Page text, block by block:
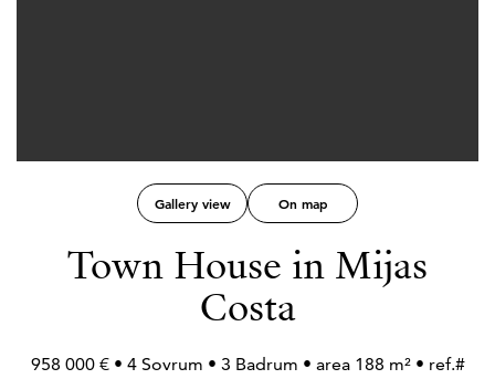
Gallery view On map
Town House in Mijas
Costa
958 000 € • 4 Sovrum • 3 Badrum • area 188 m² • ref.#